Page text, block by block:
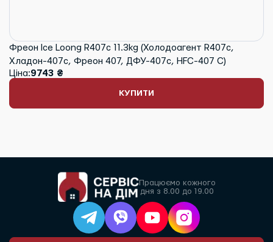
Фреон Ice Loong R407c 11.3kg (Холодоагент R407c,
Хладон-407c, Фреон 407, ДФУ-407c, HFC-407 С)
Ціна:9743 ₴
КУПИТИ
Працюємо кожного
дня з 8.00 до 19.00